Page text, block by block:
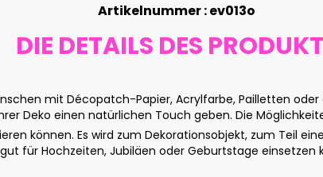
Artikelnummer : ev013o
DIE DETAILS DES
mit Décopatch-Papier, Acrylfarbe, Pailletten
Deko einen natürlichen Touch geben. Die
können. Es wird zum Dekorationsobjekt, zum Teil
für Hochzeiten, Jubiläen oder Geburtstage